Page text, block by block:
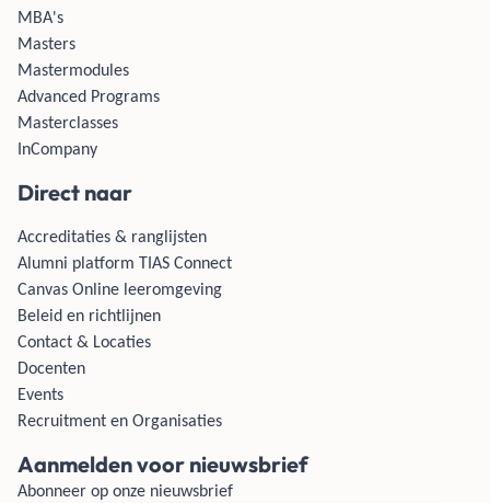
MBA's
Masters
Mastermodules
Advanced Programs
Masterclasses
InCompany
Direct naar
Accreditaties & ranglijsten
Alumni platform TIAS Connect
Canvas Online leeromgeving
Beleid en richtlijnen
Contact & Locaties
Docenten
Events
Recruitment en Organisaties
Aanmelden voor nieuwsbrief
Abonneer op onze nieuwsbrief